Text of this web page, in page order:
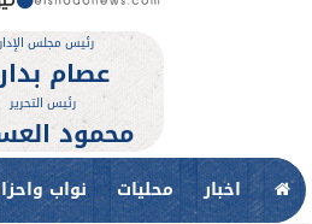
رئيس مجلس
عصام
رئيس التحرير
محمود
اخبار محليات نواب